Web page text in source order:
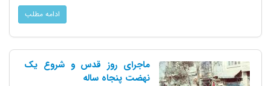
ادامه مطلب
ماجرای روز قدس و شروع یک
نهضت پنجاه ساله